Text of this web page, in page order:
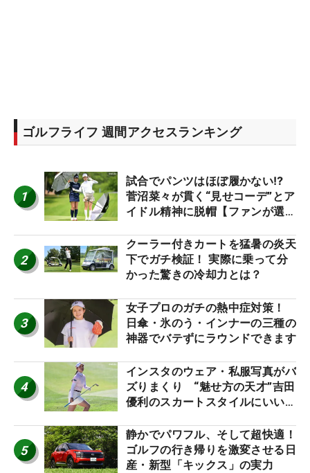
ゴルフライフ 週間アクセスランキング
1
試合でパンツはほぼ履かない⁉
菅沼菜々が貫く“見せコーデ”とア
イドル精神に脱帽【ファンが選ぶ
2
クーラー付きカートを猛暑の炎天
下でガチ検証！ 実際に乗って分
かった驚きの冷却力とは？
3
女子プロのガチの熱中症対策！
日傘・氷のう・インナーの三種の
神器でバテずにラウンドできます
4
インスタのウェア・私服写真がバ
ズりまくり “魅せ方の天才”吉田
優利のスカートスタイルにいい
5
静かでパワフル、そして超快適！
ゴルフの行き帰りを激変させる日
産・新型「キックス」の実力